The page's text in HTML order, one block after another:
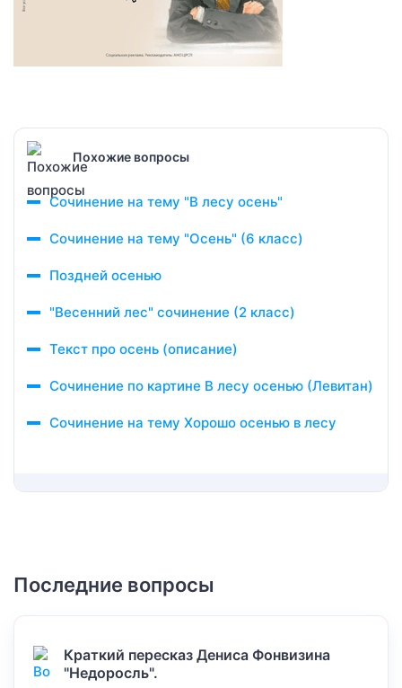
Похожие вопросы
Сочинение на тему "В лесу осень"
Сочинение на тему "Осень" (6 класс)
Поздней осенью
"Весенний лес" сочинение (2 класс)
Текст про осень (описание)
Сочинение по картине В лесу осенью (Левитан)
Сочинение на тему Хорошо осенью в лесу
Последние вопросы
Краткий пересказ Дениса Фонвизина
"Недоросль".